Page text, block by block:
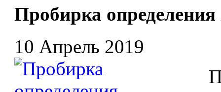
Пробирка
10 Апрель 2019